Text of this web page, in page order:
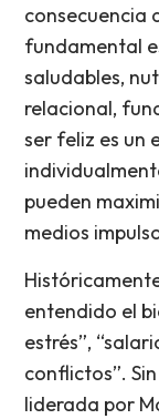
consecuencia
fundamental
saludables,
relacional,
ser feliz es un
pueden
medios
entendido el
estrés”,
conflictos”.
liderada por